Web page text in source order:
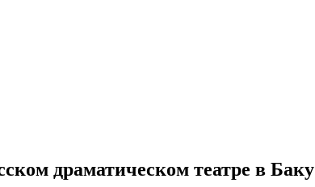
драматическом театре в Баку